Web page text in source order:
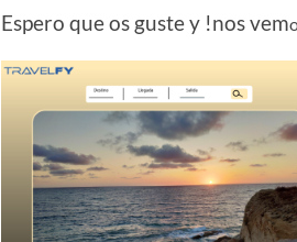
Espero que os guste y !nos vem